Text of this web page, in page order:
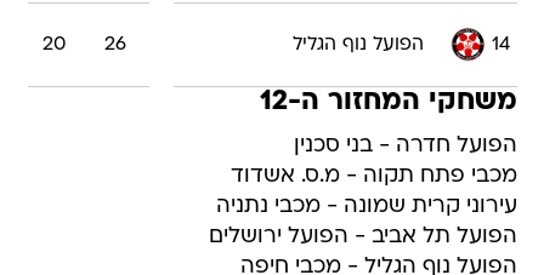
14 הפועל נוף הגליל 26
20
משחקי המחזור ה-12
הפועל חדרה - בני סכנין
מכבי פתח תקוה - מ.ס. אשדוד
עירוני קרית שמונה - מכבי נתניה
הפועל תל אביב - הפועל ירושלים
הפועל נוף הגליל - מכבי חיפה